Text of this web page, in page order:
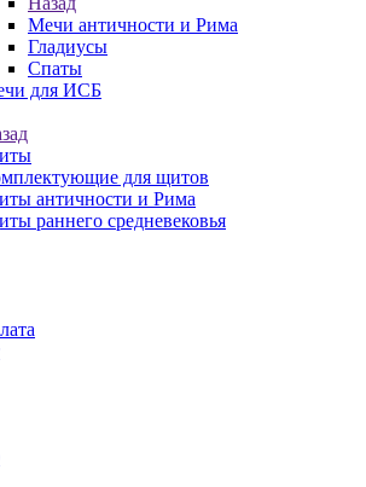
Мечи античности и Рима
Гладиусы
Спаты
для ИСБ
для щитов
античности и Рима
раннего средневековья